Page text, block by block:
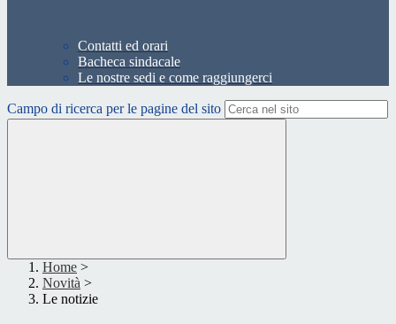
Contatti ed orari
Bacheca sindacale
Le nostre sedi e come raggiungerci
Campo di ricerca per le pagine del sito
Home >
Novità >
Le notizie